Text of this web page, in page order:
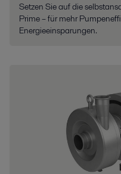
Setzen Sie auf die
Prime – für mehr
Energieeinsparungen.